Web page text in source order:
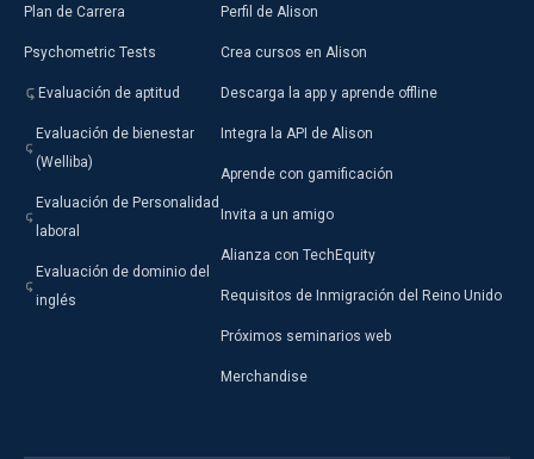
Plan de Carrera
Psychometric Tests
Evaluación de aptitud
Evaluación de bienestar
(Welliba)
Evaluación de Personalidad
laboral
Evaluación de dominio del
inglés
Perfil de Alison
Crea cursos en Alison
Descarga la app y aprende offline
Integra la API de Alison
Aprende con gamificación
Invita a un amigo
Alianza con TechEquity
Requisitos de Inmigración del Reino Unido
Próximos seminarios web
Merchandise